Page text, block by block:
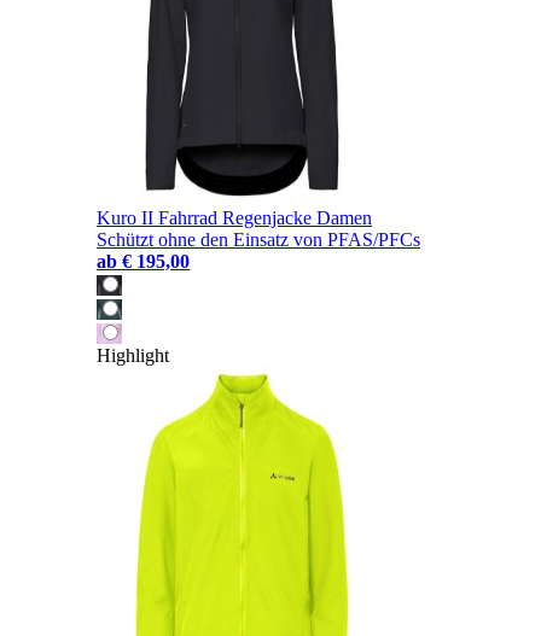
Kuro II Fahrrad Regenjacke Damen
Schützt ohne den Einsatz von PFAS/PFCs
ab € 195,00
Highlight